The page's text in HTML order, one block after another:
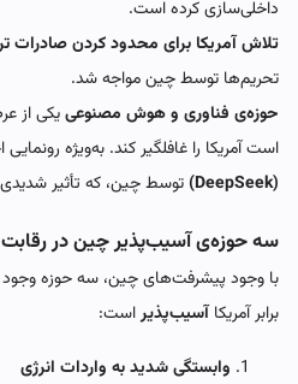
داخلی‌سازی کرده است.
تلاش آمریکا برای محدود کردن صادرات
تحریم‌ها توسط چین مواجه شد.
حوزه‌ی فناوری و هوش مصنوعییکی از
است آمریکا را غافلگیر کند. به‌ویژه رونمایی
(DeepSeek)
توسط چین، که تأثیر شدیدی
سه حوزه‌ی آسیب‌پذیر چین در رقابت
با وجود پیشرفت‌های چین، سه حوزه
برابر آمریکاآسیب‌پذیراست:
وابستگی شدید به واردات انرژی